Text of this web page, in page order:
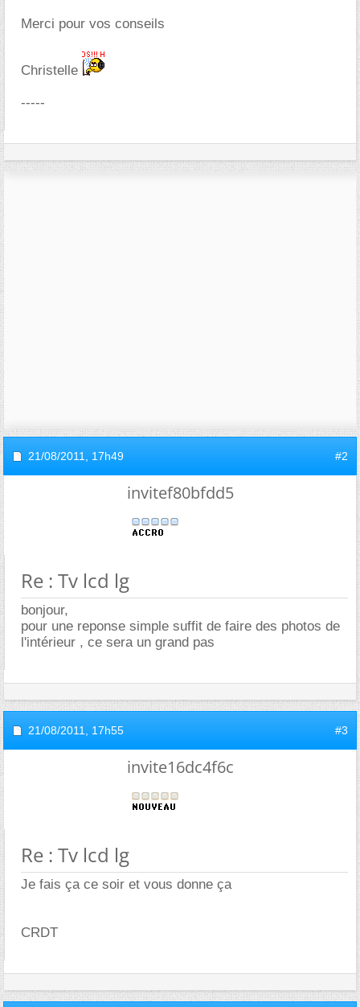
Merci pour vos conseils
Christelle
-----
21/08/2011, 17h49 #2
invitef80bfdd5
Re : Tv lcd lg
bonjour,
pour une reponse simple suffit de faire des photos de
l'intérieur , ce sera un grand pas
21/08/2011, 17h55 #3
invite16dc4f6c
Re : Tv lcd lg
Je fais ça ce soir et vous donne ça
CRDT